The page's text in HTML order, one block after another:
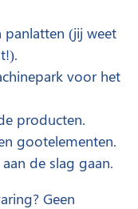
(jij weet
voor het
producten.
gootelementen.
de slag gaan.
Geen